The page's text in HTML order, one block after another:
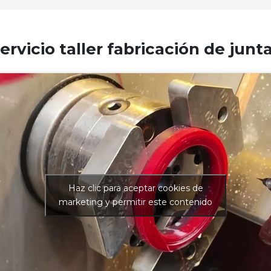
taller fabricación de
Haz clic para aceptar cookies de
marketing y permitir este contenido